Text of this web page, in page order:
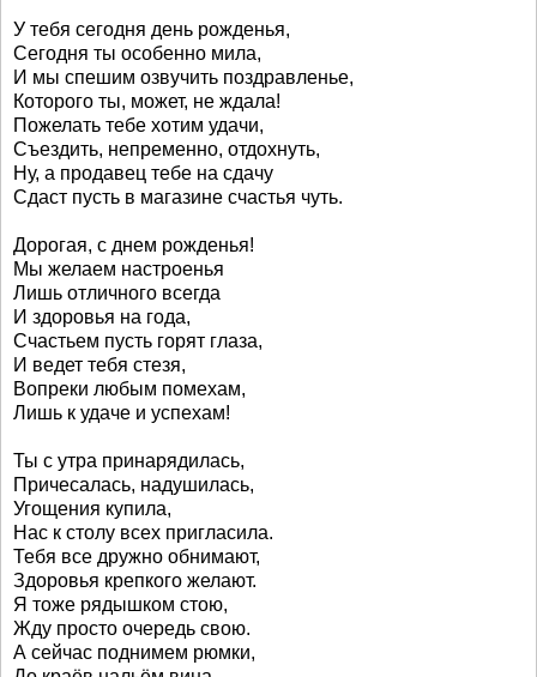
У тебя сегодня день рожденья,
Сегодня ты особенно мила,
И мы спешим озвучить поздравленье,
Которого ты, может, не ждала!
Пожелать тебе хотим удачи,
Съездить, непременно, отдохнуть,
Ну, а продавец тебе на сдачу
Сдаст пусть в магазине счастья чуть.
Дорогая, с днем рожденья!
Мы желаем настроенья
Лишь отличного всегда
И здоровья на года,
Счастьем пусть горят глаза,
И ведет тебя стезя,
Вопреки любым помехам,
Лишь к удаче и успехам!
Ты с утра принарядилась,
Причесалась, надушилась,
Угощения купила,
Нас к столу всех пригласила.
Тебя все дружно обнимают,
Здоровья крепкого желают.
Я тоже рядышком стою,
Жду просто очередь свою.
А сейчас поднимем рюмки,